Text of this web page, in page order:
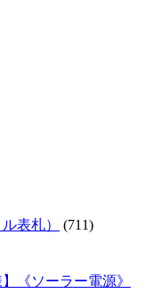
表札）
(711)
《ソーラー電源》